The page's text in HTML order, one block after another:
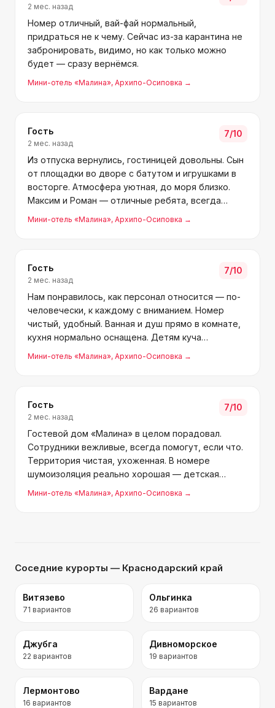
2 мес. назад
Номер отличный, вай-фай нормальный,
придраться не к чему. Сейчас из-за карантина не
забронировать, видимо, но как только можно
будет — сразу вернёмся.
Мини-отель «Малина», Архипо-Осиповка →
Гость
2 мес. назад
7/10
Из отпуска вернулись, гостиницей довольны. Сын
от площадки во дворе с батутом и игрушками в
восторге. Атмосфера уютная, до моря близко.
Максим и Роман — отличные ребята, всегда
про дядю Лео спросите — морепродукты там
Мини-отель «Малина», Архипо-Осиповка →
Гость
2 мес. назад
7/10
Нам понравилось, как персонал относится — по-
человечески, к каждому с вниманием. Номер
чистый, удобный. Ванная и душ прямо в комнате,
кухня нормально оснащена. Детям куча
плюс можно приезжать с животными.
Мини-отель «Малина», Архипо-Осиповка →
Гость
2 мес. назад
7/10
Гостевой дом «Малина» в целом порадовал.
Сотрудники вежливые, всегда помогут, если что.
Территория чистая, ухоженная. В номере
шумоизоляция реально хорошая — детская
лишних звуков. До моря близко, по дороге кафе и
Мини-отель «Малина», Архипо-Осиповка →
Соседние курорты — Краснодарский край
Витязево
71 вариантов
Ольгинка
26 вариантов
Джубга
22 вариантов
Дивноморское
19 вариантов
Лермонтово
16 вариантов
Вардане
15 вариантов